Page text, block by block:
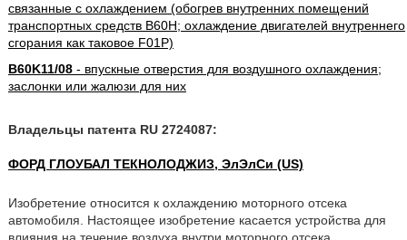
связанные с охлаждением (обогрев внутренних помещений
транспортных средств B60H; охлаждение двигателей внутреннего
сгорания как таковое F01P)
B60K11/08- впускные отверстия для воздушного охлаждения;
заслонки или жалюзи для них
Владельцы патента RU 2724087:
ФОРД ГЛОУБАЛ ТЕКНОЛОДЖИЗ, ЭлЭлСи (US)
Изобретение относится к охлаждению моторного отсека
автомобиля. Настоящее изобретение касается устройства для